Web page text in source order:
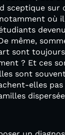
sceptique sur
où
même,
sont
? Et ces
sont
elles